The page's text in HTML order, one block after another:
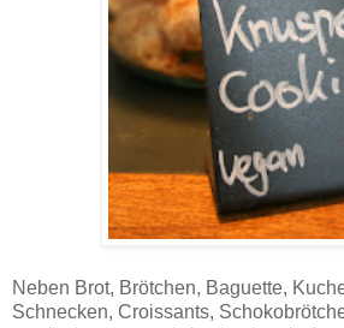
Neben Brot, Brötchen, Baguette,
Schnecken, Croissants,